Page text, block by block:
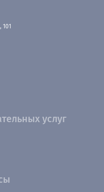
101
услуг